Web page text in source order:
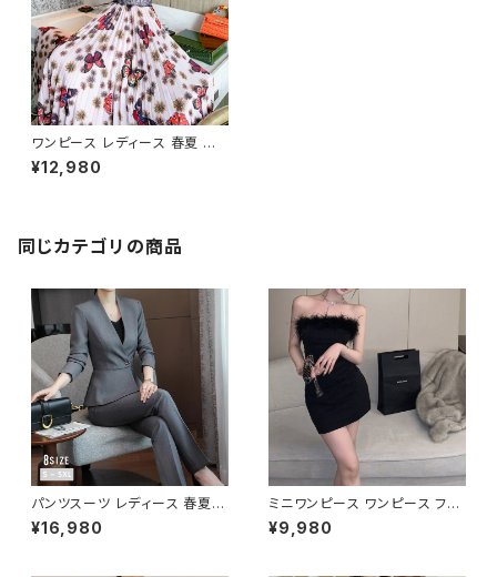
ワンピース レディース 春夏 秋
冬 春 夏 秋 冬 花柄 蝶 ノースリ
ーブ レース ドレス 花柄ワンピ
ンピース ロングワンピース ノー
スリーブ エレガント ピンク お呼
ノースリーブワンピース 大人 カ
ジュアル 10代 20代 30代 40
代 C-OSS0068
¥12,980
同じカテゴリの商品
パンツスーツ レディース 春夏
秋冬 春 夏 秋 冬 黒 紺 スーツ
上下セット 2点セット ジャケット
¥16,980
ミニワンピース ワンピース フェ
ザーデザイン タイトワンピース
チューブトップ レディース 春夏
¥9,980